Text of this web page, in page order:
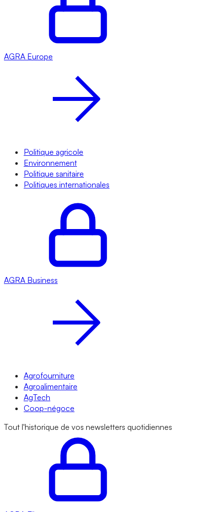
AGRA Europe
Politique agricole
Environnement
Politique sanitaire
Politiques internationales
AGRA Business
Agrofourniture
Agroalimentaire
AgTech
Coop-négoce
Tout l'historique de vos newsletters quotidiennes